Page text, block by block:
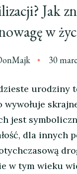
Jak
w
30
urodziny
wywołuje
jest
dla innych
w tym wieku